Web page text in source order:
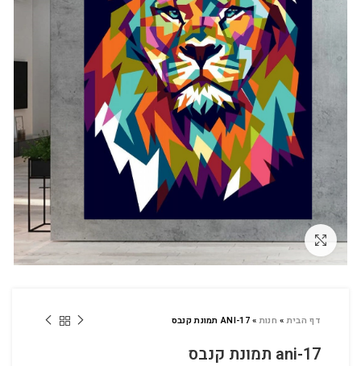
לחץ להגדלה
דף הבית» חנות»ANI-17 תמונת קנבס
ani-17 תמונת קנבס